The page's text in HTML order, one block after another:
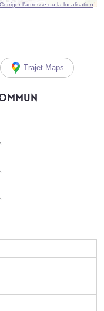
Corriger l’adresse ou la localisation
Trajet Maps